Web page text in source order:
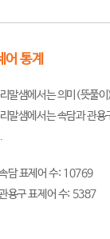
어 통계
말샘에서는 의미(뜻풀
말샘에서는 속담과 관용
담 표제어 수: 10769
용구 표제어 수: 5387